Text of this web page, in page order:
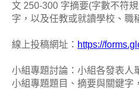
文 250-300 字摘要(字數不符
字，以及任教或就讀學校、職
線上投稿網址： https://
小組專題討論：小組各發表人
小組專題題目、摘要與關鍵字